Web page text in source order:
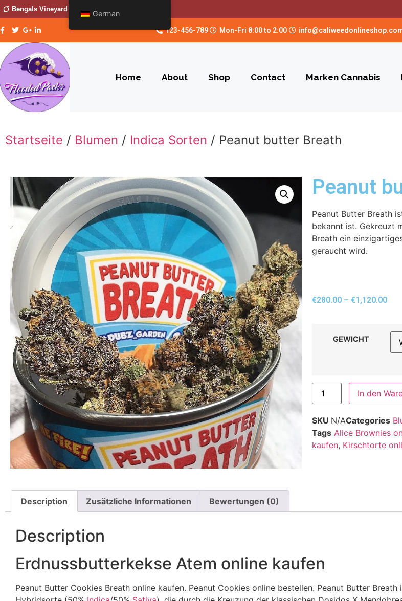
Bengals Vineyard
123-456-789 Mon-Fri 8:00 to 2:00
Home About Shop Contact Marken Cannabis
Startseite / Blumen / Indica Sorten / Peanut butter Breath
Peanut
Peanut Butter Breath
bekannt ist. Gekreuzt
Breath ein
geraucht wird.
€280.00 – €1,120.00
GEWICHT
In den
SKU N/ACategories
Tags Alice Brownies
kaufen, Kirschtorte
Description Zusätzliche Informationen Bewertungen (0)
Description
Erdnussbutterkekse Atem online kaufen
Peanut Butter Cookies Breath online kaufen. Peanut Cookies online bestellen. Peanut Butter
German